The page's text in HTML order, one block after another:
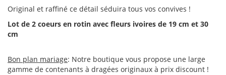
Original et raffiné ce détail séduira tous vos convives !
Lot de 2 coeurs en rotin avec fleurs ivoires de 19 cm et 30
cm
Bon plan mariage: Notre boutique vous propose une large
gamme de contenants à dragées originaux à prix discount !